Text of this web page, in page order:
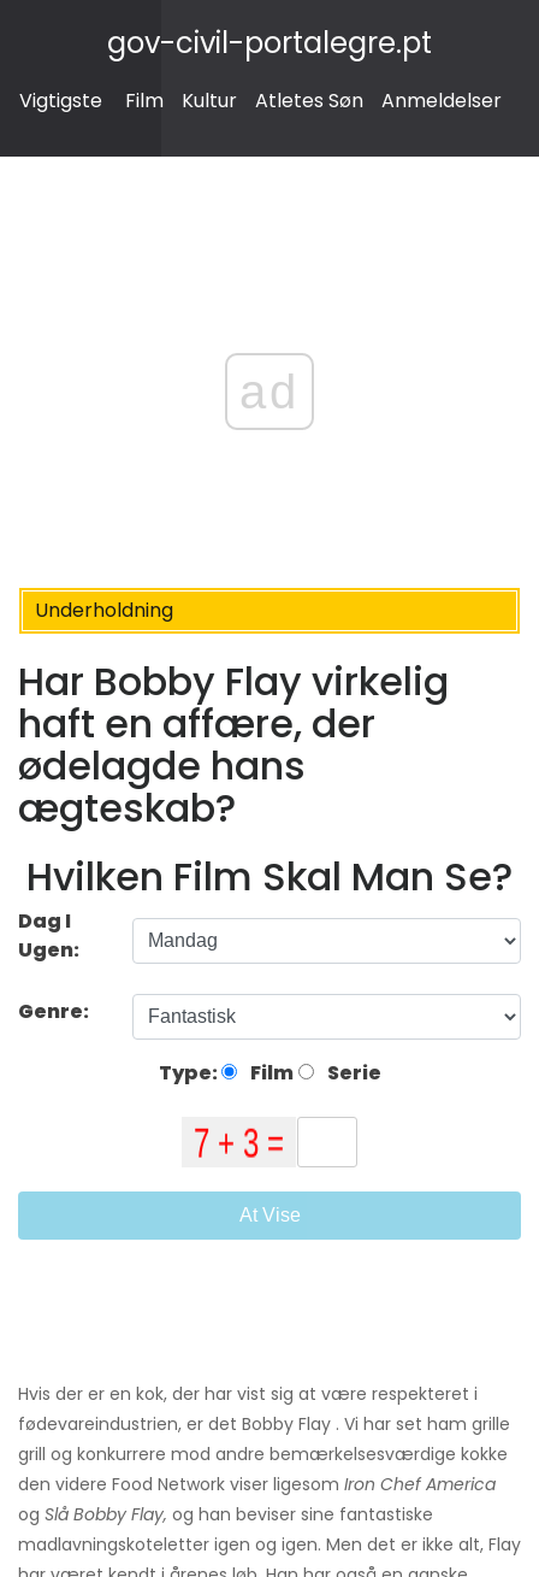
gov-civil-portalegre.pt
Vigtigste Film Kultur Atletes Søn Anmeldelser
ad
Underholdning
Har Bobby Flay virkelig
haft en affære, der
ødelagde hans
ægteskab?
Hvilken Film Skal Man Se?
Dag I
Ugen:
Genre:
Type: Film Serie
At Vise
Hvis der er en kok, der har vist sig at være respekteret i
fødevareindustrien, er det Bobby Flay . Vi har set ham grille
grill og konkurrere mod andre bemærkelsesværdige kokke
den videre Food Network viser ligesom Iron Chef America
og Slå Bobby Flay, og han beviser sine fantastiske
madlavningskoteletter igen og igen. Men det er ikke alt, Flay